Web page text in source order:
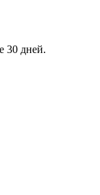
30 дней.